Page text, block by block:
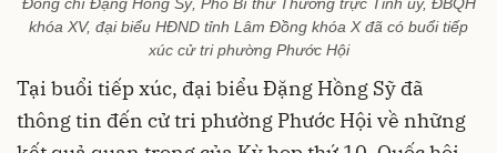
khóa XV, đại biểu HĐND tỉnh Lâm Đồng khóa X đã có buổi tiếp
xúc cử tri phường Phước Hội
Tại buổi tiếp xúc, đại biểu Đặng Hồng Sỹ đã
thông tin đến cử tri phường Phước Hội về những